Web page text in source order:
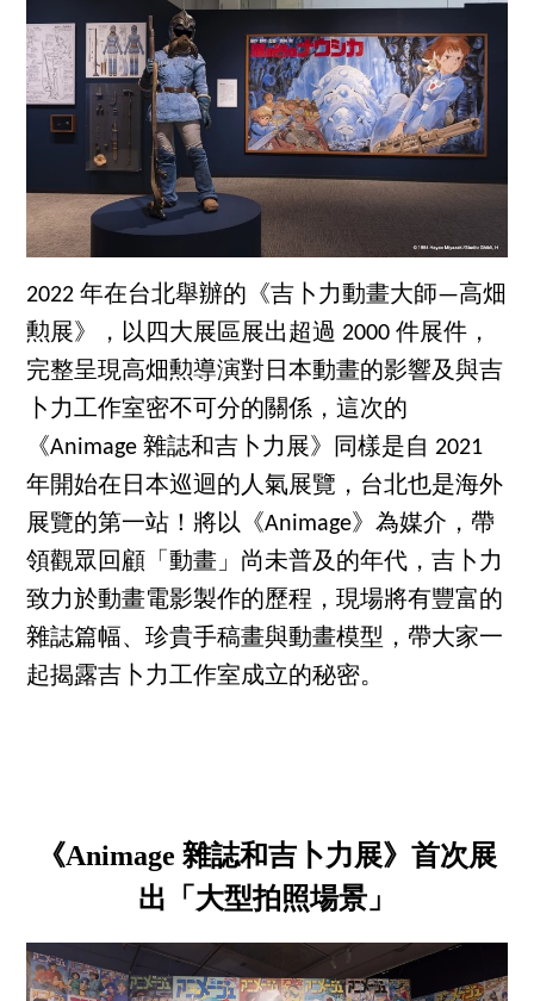
2022 年在台北舉辦的《吉卜力動畫大師—高畑
勲展》，以四大展區展出超過 2000 件展件，
完整呈現高畑勲導演對日本動畫的影響及與吉
卜力工作室密不可分的關係，這次的
《Animage 雜誌和吉卜力展》同樣是自 2021
年開始在日本巡迴的人氣展覽，台北也是海外
展覽的第一站！將以《Animage》為媒介，帶
領觀眾回顧「動畫」尚未普及的年代，吉卜力
致力於動畫電影製作的歷程，現場將有豐富的
雜誌篇幅、珍貴手稿畫與動畫模型，帶大家一
起揭露吉卜力工作室成立的秘密。
《Animage 雜誌和吉卜力展》首次展
出「大型拍照場景」